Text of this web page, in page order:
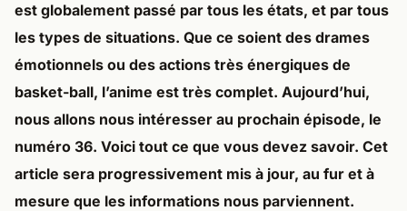
est globalement passé par tous les états, et par tous
les types de situations. Que ce soient des drames
émotionnels ou des actions très énergiques de
basket-ball, l’anime est très complet. Aujourd’hui,
nous allons nous intéresser au prochain épisode, le
numéro 36. Voici tout ce que vous devez savoir. Cet
article sera progressivement mis à jour, au fur et à
mesure que les informations nous parviennent.